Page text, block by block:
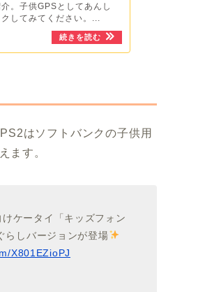
。子供GPSとしてあんし
してみてください。...
はソフトバンクの子供用
ます。
ケータイ「キッズフォン
らしバージョンが登場
X801EZioPJ